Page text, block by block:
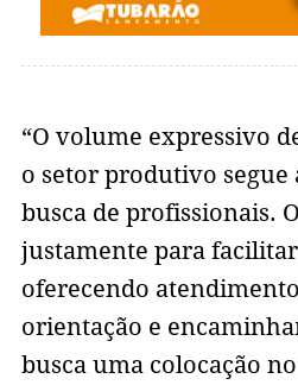
“O volume expressivo
o setor produtivo segue
busca de profissionais.
justamente para facilitar
oferecendo
orientação e
busca uma colocação